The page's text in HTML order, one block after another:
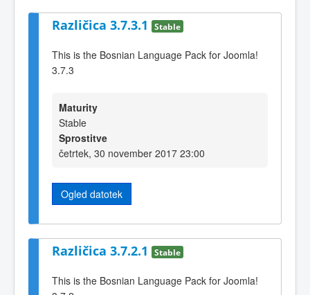
Različica 3.7.3.1 Stable
This is the Bosnian Language Pack for Joomla!
3.7.3
Maturity
Stable
Sprostitve
četrtek, 30 november 2017 23:00
Ogled datotek
Različica 3.7.2.1 Stable
This is the Bosnian Language Pack for Joomla!